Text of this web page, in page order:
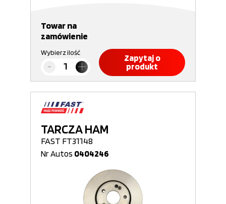
Towar na
zamówienie
Wybierz ilość
Zapytaj o
produkt
TARCZA HAM
FAST FT31148
Nr Autos 0404246